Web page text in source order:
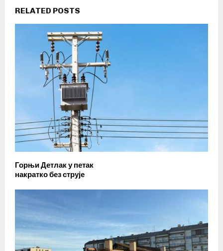
RELATED POSTS
Горњи Детлак у петак
накратко без струје